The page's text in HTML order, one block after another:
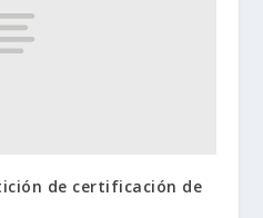
de certificación de